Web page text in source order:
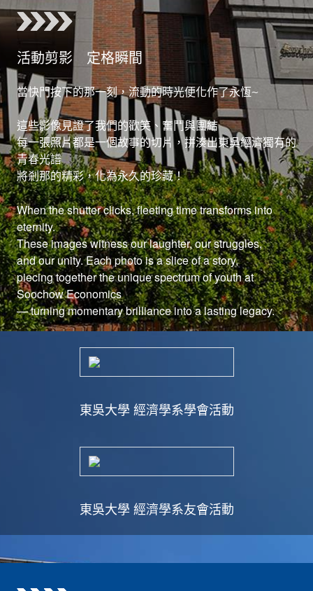
活動剪影 定格瞬間
當快門按下的那一刻，流動的時光便化作了永恆~
這些影像見證了我們的歡笑、奮鬥與團結
每一張照片都是一個故事的切片，拼湊出東吳經濟獨有的
青春光譜
When the shutter clicks, fleeting time transforms into
eternity.
These images witness our laughter, our struggles,
and our unity. Each photo is a slice of a story,
piecing together the unique spectrum of youth at
Soochow Economics
東吳大學 經濟學系學會活動
東吳大學 經濟學系友會活動